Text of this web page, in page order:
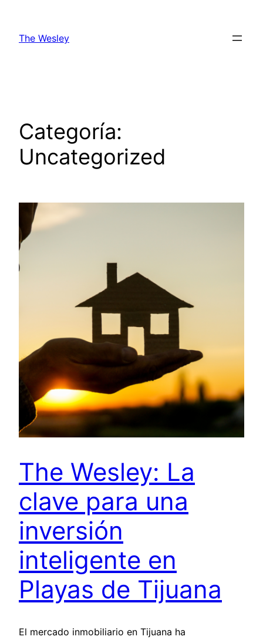
The Wesley
Categoría:
Uncategorized
The Wesley: La
clave para una
inversión
inteligente en
Playas de Tijuana
El mercado inmobiliario en Tijuana ha